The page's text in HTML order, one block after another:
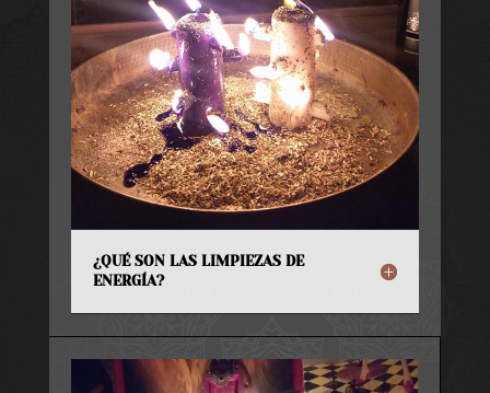
¿QUÉ SON LAS LIMPIEZAS DE
ENERGÍA?